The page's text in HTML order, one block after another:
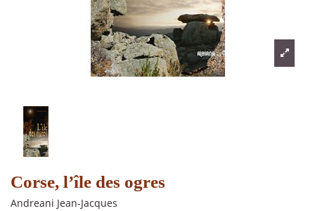
Corse, l’île des ogres
Andreani Jean-Jacques